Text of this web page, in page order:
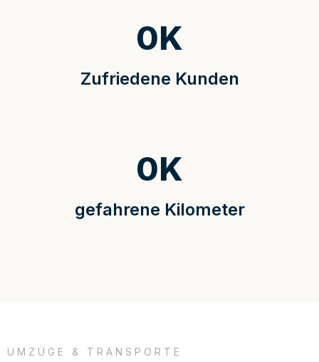
Zufriedene Kunden
0K
gefahrene Kilometer
0K
UMZÜGE & TRANSPORTE